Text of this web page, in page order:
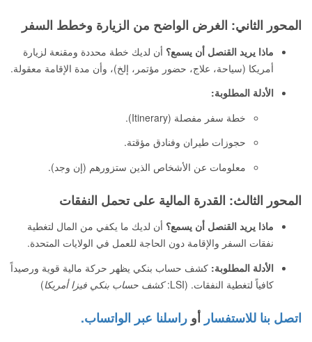
المحور الثاني: الغرض الواضح من الزيارة وخطط السفر
ماذا يريد القنصل أن يسمع؟ أن لديك خطة محددة ومقنعة لزيارة
أمريكا (سياحة، علاج، حضور مؤتمر، إلخ)، وأن مدة الإقامة معقولة.
الأدلة المطلوبة:
خطة سفر مفصلة (Itinerary).
حجوزات طيران وفنادق مؤقتة.
معلومات عن الأشخاص الذين ستزورهم (إن وجد).
المحور الثالث: القدرة المالية على تحمل النفقات
ماذا يريد القنصل أن يسمع؟ أن لديك ما يكفي من المال لتغطية
نفقات السفر والإقامة دون الحاجة للعمل في الولايات المتحدة.
الأدلة المطلوبة: كشف حساب بنكي يظهر حركة مالية قوية ورصيداً
كافياً لتغطية النفقات. (LSI:
كشف حساب بنكي فيزا أمريكا)
اتصل بنا للاستفسار أو راسلنا عبر الواتساب.